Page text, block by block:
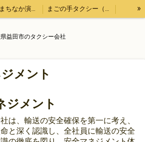
MASUDAまちなか演奏会 まごの手タクシー（用事の代行、飲食のテイクアウトなど） »
益田市のタクシー会社
メント
ジメント
は、輸送の安全確保を第一に考え、
と深く認識し、全社員に輸送の安全